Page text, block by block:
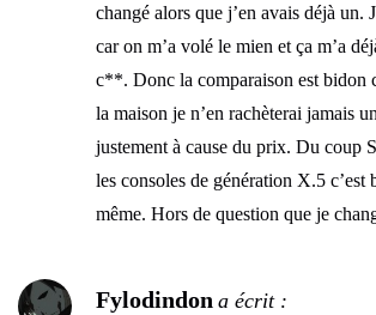
changé alors que j’en avais déjà un.
car on m’a volé le mien et ça m’a
c**. Donc la comparaison est bidon
la maison je n’en rachèterai jamais
justement à cause du prix. Du coup
les consoles de génération X.5 c’est
même. Hors de question que je
Fylodindon a écrit :